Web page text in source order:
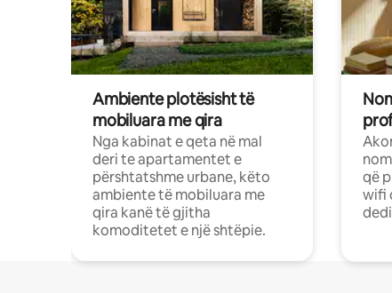
Ambiente plotësisht të
mobiluara me qira
Nga kabinat e qeta në mal
deri te apartamentet e
përshtatshme urbane, këto
ambiente të mobiluara me
qira kanë të gjitha
komoditetet e një shtëpie.
që
wifi